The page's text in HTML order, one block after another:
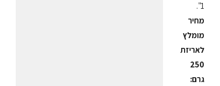
1".
מחיר
מומלץ
לאריזת
250
גרם: